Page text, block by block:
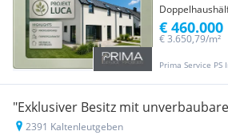
Prima Service PS
€ 3.650,79/m²
€ 460.000
"Exklusiver Besitz mit
2391 Kaltenleutgeben